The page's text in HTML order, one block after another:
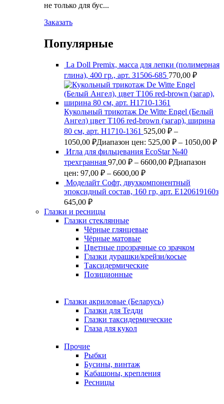
не только для бус...
Заказать
Популярные
La Doll Premix, масса для лепки (полимерная
глина), 400 гр., арт. З1506-685 770,00 ₽
Кукольный трикотаж De Witte Engel (Белый
Ангел) цвет Т106 red-brown (загар), ширина
80 см, арт. Н1710-1361 525,00 ₽ –
1050,00 ₽Диапазон цен: 525,00 ₽ – 1050,00 ₽
Игла для фильцевания EcoStar №40
трехгранная 97,00 ₽ – 6600,00 ₽Диапазон
цен: 97,00 ₽ – 6600,00 ₽
Моделайт Софт, двухкомпонентный
эпоксидный состав, 160 гр, арт. Е120619160з
645,00 ₽
Глазки и ресницы
Глазки стеклянные
Чёрные глянцевые
Чёрные матовые
Цветные прозрачные со зрачком
Глазки дурашки/крейзи/косые
Таксидермические
Позиционные
Глазки акриловые (Беларусь)
Глазки для Тедди
Глазки таксидермические
Глаза для кукол
Прочие
Рыбки
Бусины, винтаж
Кабашоны, крепления
Ресницы